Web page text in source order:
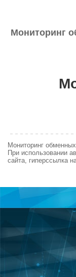
Мониторинг
Мониторинг
При использовании
сайта, гиперссылка